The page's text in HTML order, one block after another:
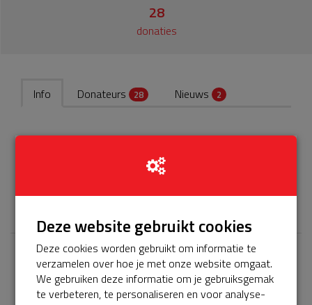
28
donaties
Info Donateurs 28 Nieuws 2
Het servicepakket van onze BuurtAED verloopt bijna en
moet worden verlengd, zodat onze AED gebruiksklaar
blijft. Help je mee? Doneer voor ons servicepakket!
𝕏
Laatste donaties
Bekijk alle
Deze website gebruikt cookies
Deze cookies worden gebruikt om informatie te
verzamelen over hoe je met onze website omgaat.
We gebruiken deze informatie om je gebruiksgemak
te verbeteren, te personaliseren en voor analyse-